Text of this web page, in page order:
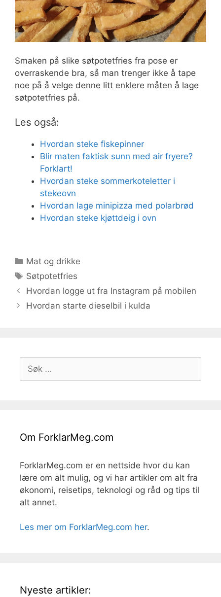
Smaken på slike søtpotetfries fra pose er
overraskende bra, så man trenger ikke å tape
noe på å velge denne litt enklere måten å lage
søtpotetfries på.
Les også:
Hvordan steke fiskepinner
Blir maten faktisk sunn med air fryere?
Forklart!
Hvordan steke sommerkoteletter i
stekeovn
Hvordan lage minipizza med polarbrød
Hvordan steke kjøttdeig i ovn
Kategorier
Mat og drikke
Stikkord
Søtpotetfries
Hvordan logge ut fra Instagram på mobilen
Hvordan starte dieselbil i kulda
etter:
Om ForklarMeg.com
ForklarMeg.com er en nettside hvor du kan
lære om alt mulig, og vi har artikler om alt fra
økonomi, reisetips, teknologi og råd og tips til
alt annet.
Les mer om ForklarMeg.com her.
Nyeste artikler: